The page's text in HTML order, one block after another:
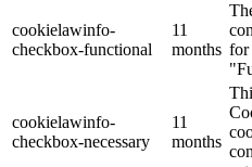
cookielawinfo-
checkbox-functional
11
months for
cookielawinfo-
checkbox-necessary
11
months